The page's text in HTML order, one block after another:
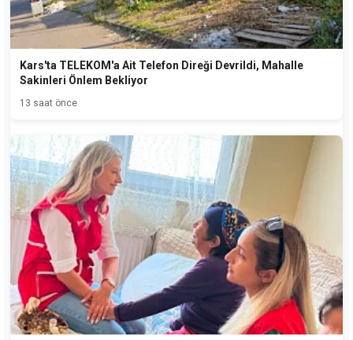
Kars'ta TELEKOM'a Ait Telefon Direği Devrildi, Mahalle
Sakinleri Önlem Bekliyor
13 saat önce